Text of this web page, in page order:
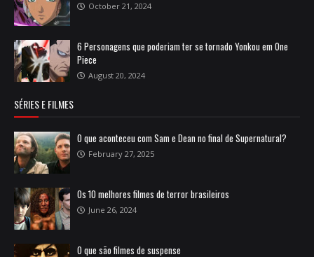
October 21, 2024
6 Personagens que poderiam ter se tornado Yonkou em One
Piece
August 20, 2024
SÉRIES E FILMES
O que aconteceu com Sam e Dean no final de Supernatural?
February 27, 2025
Os 10 melhores filmes de terror brasileiros
June 26, 2024
O que são filmes de suspense